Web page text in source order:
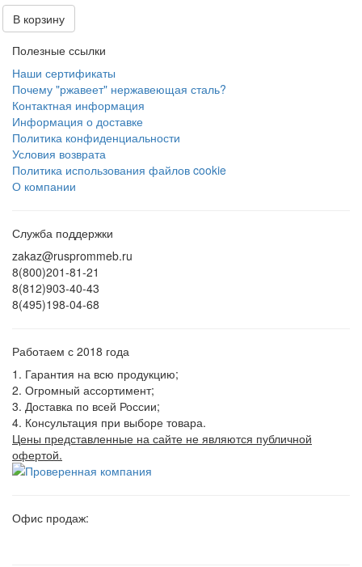
В корзину
Полезные ссылки
Наши сертификаты
Почему "ржавеет" нержавеющая сталь?
Контактная информация
Информация о доставке
Политика конфиденциальности
Условия возврата
Политика использования файлов cookie
О компании
Служба поддержки
zakaz@rusprommeb.ru
8(800)201-81-21
8(812)903-40-43
8(495)198-04-68
Работаем с 2018 года
1. Гарантия на всю продукцию;
2. Огромный ассортимент;
3. Доставка по всей России;
4. Консультация при выборе товара.
Цены представленные на сайте не являются публичной
офертой.
Офис продаж: